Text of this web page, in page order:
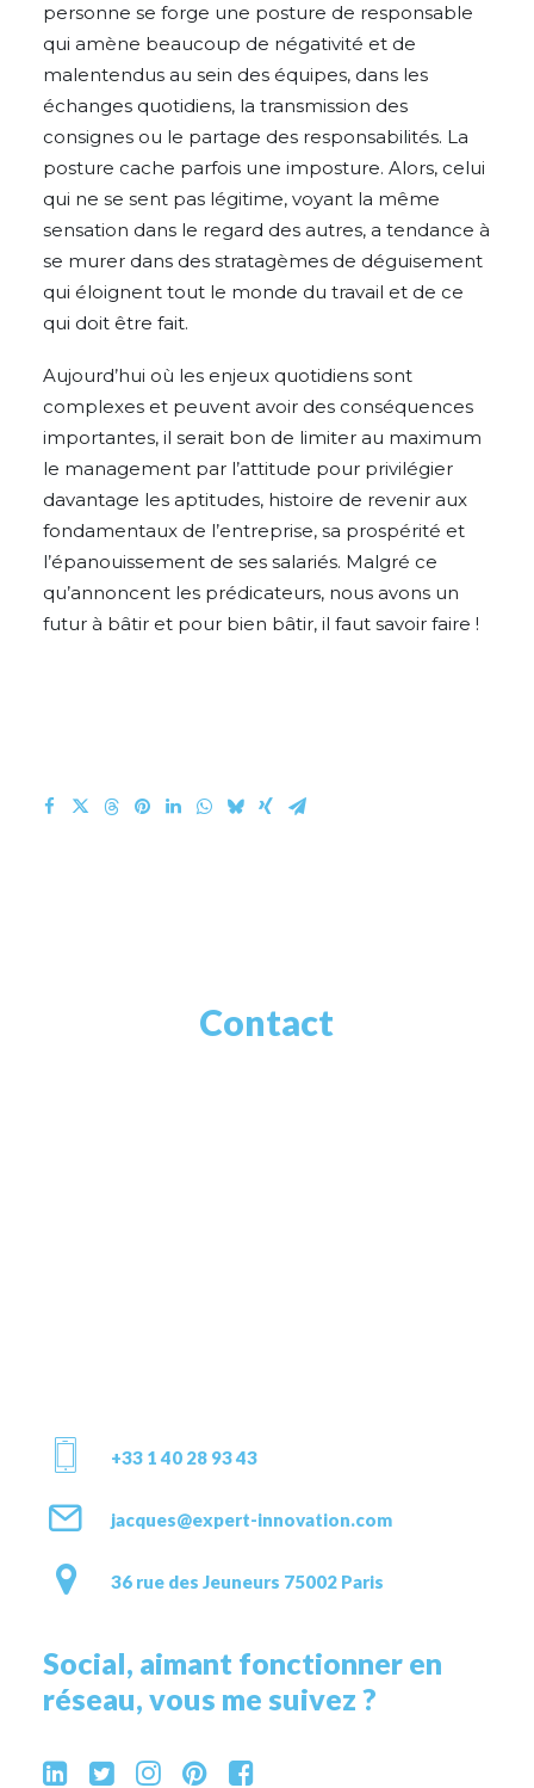
personne se forge une posture de responsable
qui amène beaucoup de négativité et de
malentendus au sein des équipes, dans les
échanges quotidiens, la transmission des
consignes ou le partage des responsabilités. La
posture cache parfois une imposture. Alors, celui
qui ne se sent pas légitime, voyant la même
sensation dans le regard des autres, a tendance à
se murer dans des stratagèmes de déguisement
qui éloignent tout le monde du travail et de ce
qui doit être fait.
Aujourd’hui où les enjeux quotidiens sont
complexes et peuvent avoir des conséquences
importantes, il serait bon de limiter au maximum
le management par l’attitude pour privilégier
davantage les aptitudes, histoire de revenir aux
fondamentaux de l’entreprise, sa prospérité et
l’épanouissement de ses salariés. Malgré ce
qu’annoncent les prédicateurs, nous avons un
futur à bâtir et pour bien bâtir, il faut savoir faire !
Contact
+33 1 40 28 93 43
jacques@expert-innovation.com
36 rue des Jeuneurs 75002 Paris
Social, aimant fonctionner en
réseau, vous me suivez ?